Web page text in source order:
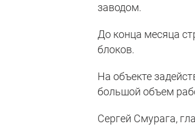
заводом.
До конца месяца
блоков.
На объекте
большой объем
Сергей Смурага,